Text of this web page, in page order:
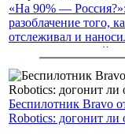
«На 90% — Россия?»:
разоблачение того,
отслеживал и
американским
Беспилотник Bravo
Robotics: догонит ли